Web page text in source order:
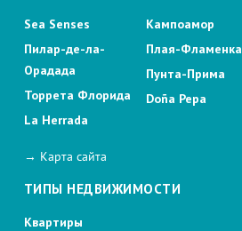
Sea Senses
Пилар-де-ла-
Орадада
Торрета Флорида
La Herrada
Кампоамор
Плая-Фламенка
Пунта-Прима
Doña Pepa
→ Карта сайта
ТИПЫ НЕДВИЖИМОСТИ
Квартиры